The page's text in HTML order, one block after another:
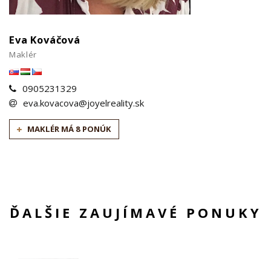
Eva Kováčová
Maklér
0905231329
eva.kovacova@joyelreality.sk
MAKLÉR MÁ 8 PONÚK
ĎALŠIE ZAUJÍMAVÉ PONUKY